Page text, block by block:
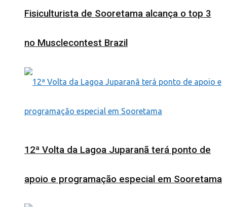
Fisiculturista de Sooretama alcança o top 3
no Musclecontest Brazil
12ª Volta da Lagoa Juparanã terá ponto de
apoio e programação especial em Sooretama